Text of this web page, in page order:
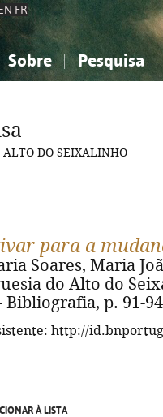
FR
Sobre Pesquisa
Ciências sociais...
Ciências sociais...
DO SEIXALINHO
para a
Soares, Maria
do Alto do
Bibliografia, p. 91-94
http://
À LISTA